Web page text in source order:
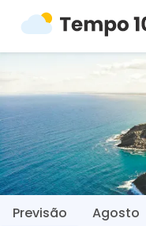
Previsão Agosto